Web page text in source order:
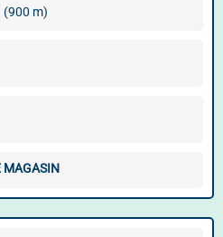
(900 m)
MAGASIN